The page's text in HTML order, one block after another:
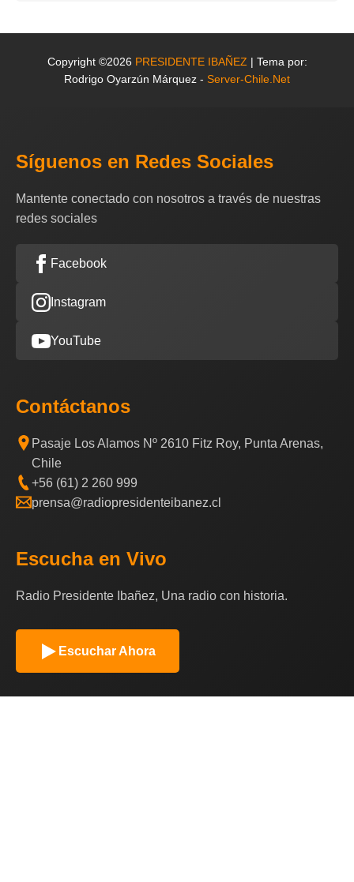
Copyright ©2026 PRESIDENTE IBAÑEZ | Tema por:
Rodrigo Oyarzún Márquez - Server-Chile.Net
Síguenos en Redes Sociales
Mantente conectado con nosotros a través de nuestras
redes sociales
Facebook
Instagram
YouTube
Contáctanos
Pasaje Los Alamos Nº 2610 Fitz Roy, Punta Arenas,
Chile
+56 (61) 2 260 999
prensa@radiopresidenteibanez.cl
Escucha en Vivo
Radio Presidente Ibañez, Una radio con historia.
Escuchar Ahora